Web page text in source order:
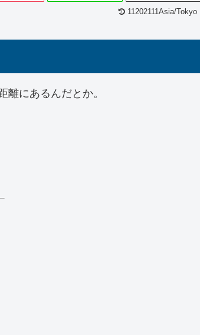
11202111Asia/Tokyo
にあるんだとか。